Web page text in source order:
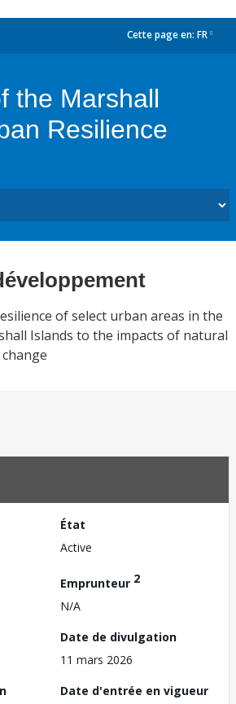
Cette page en: FR
the Marshall
Resilience
of select urban areas in the
Islands to the impacts of natural
État
Active
Emprunteur 2
N/A
Date de divulgation
11 mars 2026
Date d'entrée en vigueur